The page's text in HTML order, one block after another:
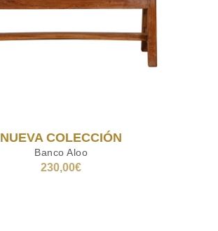
NUEVA COLECCIÓN
Banco Aloo
230,00€